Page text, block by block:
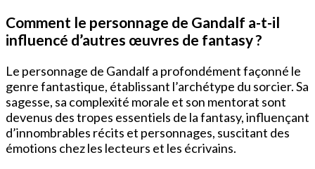
Comment le personnage de Gandalf a-t-il
influencé d’autres œuvres de fantasy ?
Le personnage de Gandalf a profondément façonné le
genre fantastique, établissant l’archétype du sorcier. Sa
sagesse, sa complexité morale et son mentorat sont
devenus des tropes essentiels de la fantasy, influençant
d’innombrables récits et personnages, suscitant des
émotions chez les lecteurs et les écrivains.